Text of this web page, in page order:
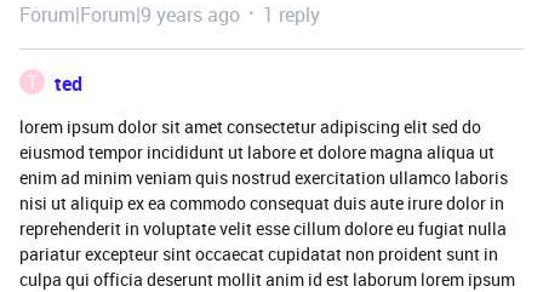
Forum|Forum|9 years ago 1 reply
T ted
lorem ipsum dolor sit amet consectetur adipiscing elit sed do
eiusmod tempor incididunt ut labore et dolore magna aliqua ut
enim ad minim veniam quis nostrud exercitation ullamco laboris
nisi ut aliquip ex ea commodo consequat duis aute irure dolor in
reprehenderit in voluptate velit esse cillum dolore eu fugiat nulla
pariatur excepteur sint occaecat cupidatat non proident sunt in
culpa qui officia deserunt mollit anim id est laborum lorem ipsum